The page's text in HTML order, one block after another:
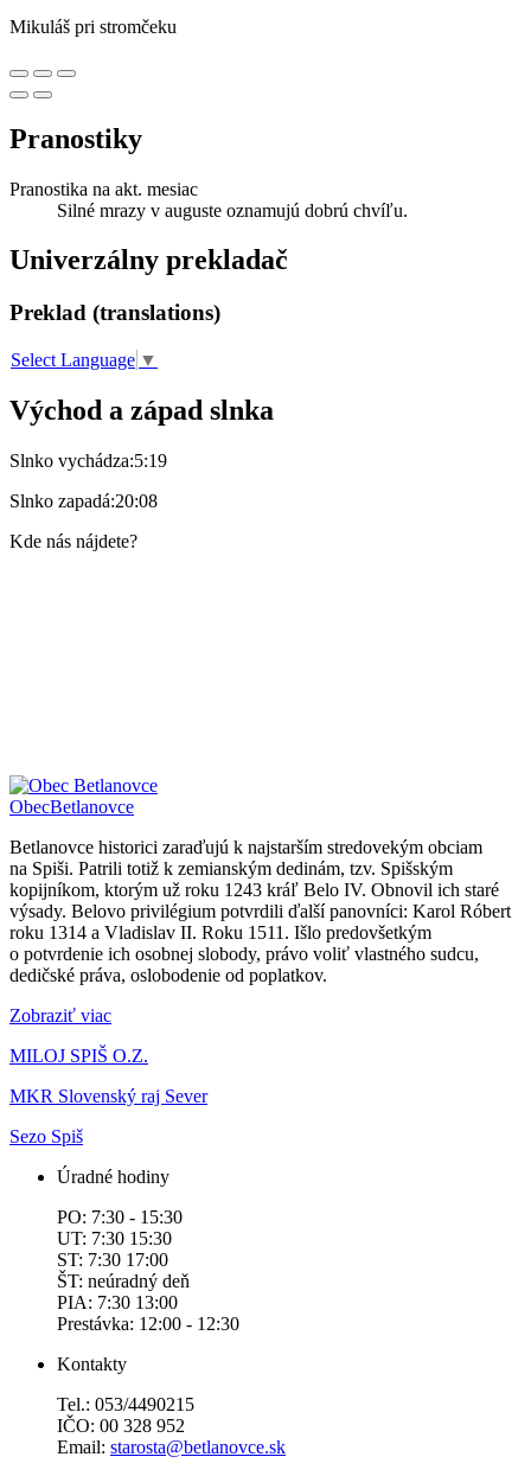
Mikuláš pri stromčeku
Pranostiky
Pranostika na akt. mesiac
Silné mrazy v auguste oznamujú dobrú chvíľu.
Univerzálny prekladač
Preklad (translations)
Select Language ▼
Východ a západ slnka
Slnko vychádza:5:19
Slnko zapadá:20:08
Kde nás nájdete?
ObecBetlanovce
Betlanovce historici zaraďujú k najstarším stredovekým obciam
na Spiši. Patrili totiž k zemianským dedinám, tzv. Spišským
kopijníkom, ktorým už roku 1243 kráľ Belo IV. Obnovil ich staré
výsady. Belovo privilégium potvrdili ďalší panovníci: Karol Róbert
roku 1314 a Vladislav II. Roku 1511. Išlo predovšetkým
o potvrdenie ich osobnej slobody, právo voliť vlastného sudcu,
dedičské práva, oslobodenie od poplatkov.
Zobraziť viac
MILOJ SPIŠ O.Z.
MKR Slovenský raj Sever
Sezo Spiš
Úradné hodiny
PO: 7:30 - 15:30
UT: 7:30 15:30
ST: 7:30 17:00
ŠT: neúradný deň
PIA: 7:30 13:00
Prestávka: 12:00 - 12:30
Kontakty
Tel.: 053/4490215
IČO: 00 328 952
Email: starosta@betlanovce.sk